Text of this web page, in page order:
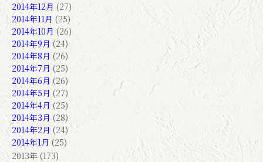
2014年12月 (27)
2014年11月 (25)
2014年10月 (26)
2014年9月 (24)
2014年8月 (26)
2014年7月 (25)
2014年6月 (26)
2014年5月 (27)
2014年4月 (25)
2014年3月 (28)
2014年2月 (24)
2014年1月 (25)
2013年 (173)